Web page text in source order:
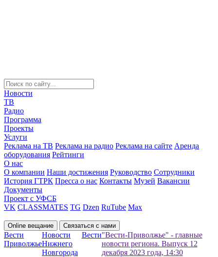
Новости
ТВ
Радио
Программа
Проекты
Услуги
Реклама на ТВ Реклама на радио Реклама на сайте Аренда
оборудования Рейтинги
О нас
О компании Наши достижения Руководство Сотрудники
История ГТРК Пресса о нас Контакты Музей Вакансии
Документы
Проект с УФСБ
VK CLASSMATES TG Dzen RuTube Max
Online вещание Связаться с нами
Вести
Приволжье
Новости
Нижнего
Новгорода
Вести"Вести-Приволжье" - главные
новости региона. Выпуск 12
декабря 2023 года, 14:30